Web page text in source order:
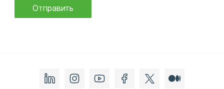
Отправить